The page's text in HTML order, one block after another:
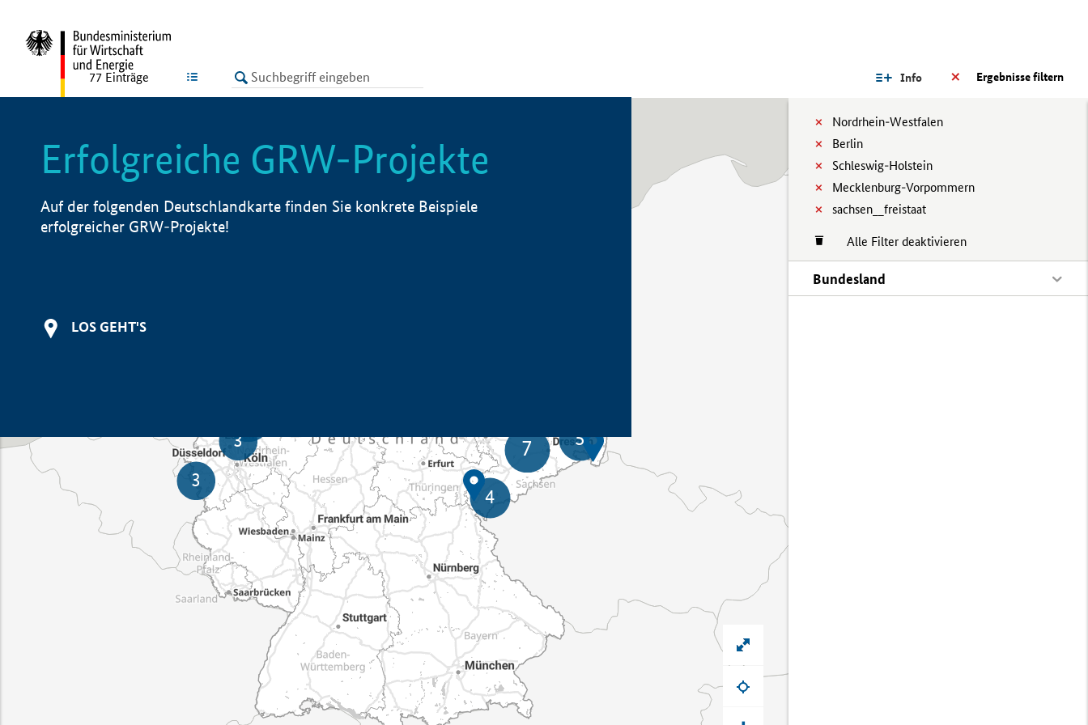
LISTE Ergebnisse filtern
Info
Nordrhein-Westfalen
Berlin
Schleswig-Holstein
Mecklenburg-Vorpommern
sachsen__freistaat
Alle Filter deaktivieren
Bundesland
77 Einträge
Erfolgreiche GRW-Projekte
Auf der folgenden Deutschlandkarte finden Sie konkrete Beispiele
erfolgreicher GRW-Projekte!
LOS GEHT'S